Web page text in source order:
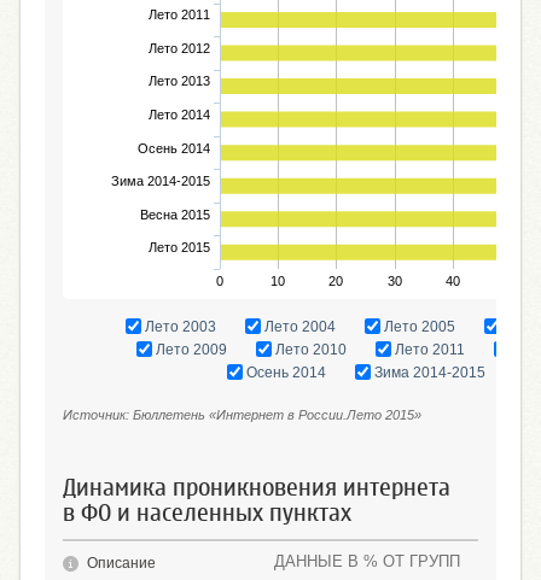
Лето 2011
Лето 2012
Лето 2013
Лето 2014
Осень 2014
Зима 2014-2015
Весна 2015
Лето 2015
0 10 20 30 40
Лето 2003 Лето 2004 Лето 2005
Лето 2009
Лето 2010 Лето 2011
Осень 2014
Зима 2014-2015
Источник: Бюллетень «Интернет в России.Лето 2015»
Динамика проникновения интернета
в ФО и населенных пунктах
ДАННЫЕ В % ОТ ГРУПП
Описание